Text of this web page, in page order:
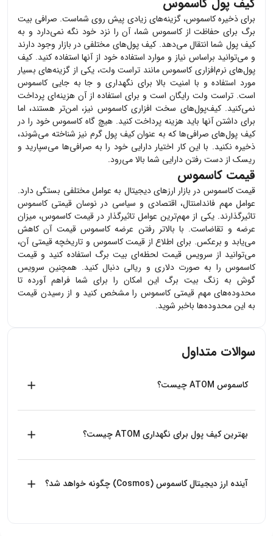
برای ذخیرهکاسموس، گزینه‌های زیادی پیش روی شماست. صرافی بیت
برگ برای حفاظت ازکاسموس شما، آن را نزد خود نگه نمی‌دارد و به
کیف پول شما انتقال می‌دهد. کیف پول‌های مختلفی در بازار وجود دارند
و می‌توانید براساس نیاز و موارد استفاده خود از آنها استفاده کنید. کیف
پول‌های نرم‌افزاری کاسموسمانند تراست ولت، یکی از گزینه‌های بسیار
مورد استفاده و با امنیت بالا برای نگهداری و جا به جایی کاسموس
است. تراست ولت رایگان است و برای استفاده از آن هزینه‌ای پرداخت
نمی‌کنید. کیف‌پول‌های سخت افزاریکاسموس نیز، امن‌تر هستند، اما
برای داشتن آنها باید هزینه پرداخت کنید. هیچ گاه کاسموسخود را در
کیف پول‌های صرافی‌ها که به عنوان کیف پول گرم نیز شناخته می‌شوند،
ذخیره نکنید. با این کار اختیار دارایی خود را به صرافی‌ها می‌سپارید و
ریسک از دست رفتن دارایی شما بالا می‌رود.
قیمت کاسموس
قیمتکاسموس در بازار ارزهای دیجیتال به عوامل مختلفی بستگی دارد.
عوامل مهم فاندامنتال، اقتصادی و سیاسی در نوسان قیمتی کاسموس
تاثیرگذارند. یکی از مهم‌ترین عوامل تاثیرگذار در قیمت کاسموس، میزان
عرضه و تقاضاست. با بالاتر رفتن عرضهکاسموس قیمت آن کاهش
می‌یابد و برعکس. برای اطلاع از قیمتکاسموس و تاریخچه قیمتی آن،
می‌توانید از سرویس قیمت لحظه‌ای بیت برگ استفاده کنید و قیمت
کاسموس را به صورت دلاری و ریالی دنبال کنید. همچنین سرویس
گوش به زنگ بیت برگ این امکان را برای شما فراهم آورده تا
محدوده‌های مهم قیمتیکاسموس را مشخص کنید و از رسیدن قیمت
به این محدوده‌ها باخبر شوید.
سوالات متداول
کاسموس ATOM چیست؟
کاسموس با نماد ATOM یکی از انواع ارزهای دیجیتال است که
بر بلاک چین است.
بهترین کیف پول برای نگهداری ATOM چیست؟
از بین کیف پول هایی که ارز ATOM را پشتیبانی می‌کنند، کیف
میکنیم از آن استفاده کنید.
آینده ارز دیجیتال کاسموس (Cosmos) چگونه خواهد شد؟